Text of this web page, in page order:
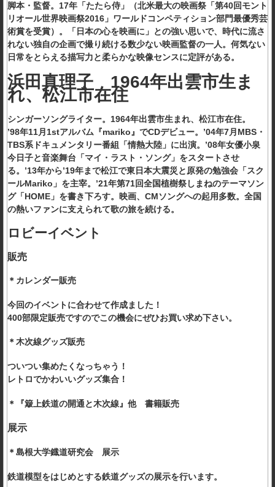
脚本・監督。17年「たたら侍」（北米最大の映画祭「第40回モント
リオール世界映画祭2016」ワールドコンペティション部門最優秀芸
術賞を受賞）。「日本の心を映画に」との強い思いで、時代に流さ
れない独自の企画で撮り続ける数少ない映画監督の一人。何気ない
日常をとらえる描写力と柔らかな映像センスに定評がある。
浜田真理子 1964年出雲市生ま
れ、松江市在住
シンガーソングライター。1964年出雲市生まれ、松江市在住。
’98年11月1stアルバム『mariko』でCDデビュー。’04年7月MBS・
TBS系ドキュメンタリー番組「情熱大陸」に出演。’08年女優小泉
今日子と音楽舞台「マイ・ラスト・ソング」をスタートさせ
る。’13年から’19年まで松江で東日本大震災と原発の勉強会「スク
ールMariko」を主宰。’21年第71回全国植樹祭しまねのテーマソン
グ「HOME」を書き下ろす。映画、CMソングへの起用多数。全国
の熱いファンに支えられて歌の旅を続ける。
ロビーイベント
販売
＊カレンダー販売
今回のイベントに合わせて作成ました！
400部限定販売ですのでこの機会にぜひお買い求め下さい。
＊木次線グッズ販売
ついつい集めたくなっちゃう！
レトロでかわいいグッズ集合！
＊『簸上鉄道の開通と木次線』他 書籍販売
展示
＊島根大学鐡道研究会 展示
鉄道模型をはじめとする鉄道グッズの展示を行います。